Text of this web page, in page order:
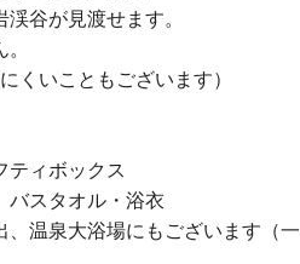
谷が見渡せます。
くいこともございます）
ティボックス
バスタオル・浴衣
温泉大浴場にもございます（一